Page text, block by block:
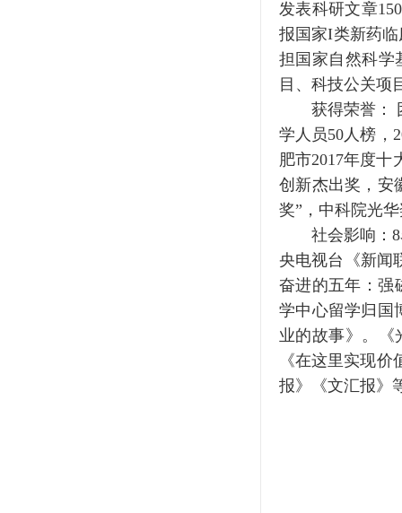
发表科研文章
报国家I类新药
担国家自然科学
目、科技公关项
获得荣誉： 团
学人员50人榜，
肥市2017年度十
创新杰出奖，安
奖”，中科院光
社会影响：8名
央电视台《新闻
奋进的五年：
学中心留学归国
业的故事》。《
《在这里实现
报》《文汇报》